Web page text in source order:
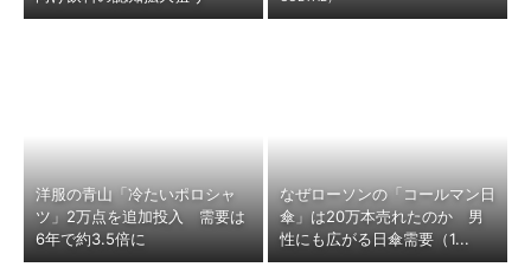
洋服の青山「冷たいポロシャ
ツ」2万点を追加投入 需要は
6年で約3.5倍に
なぜローソンの「コールマン日
傘」は20万本売れたのか 男
性にも広がる日傘需要（1...